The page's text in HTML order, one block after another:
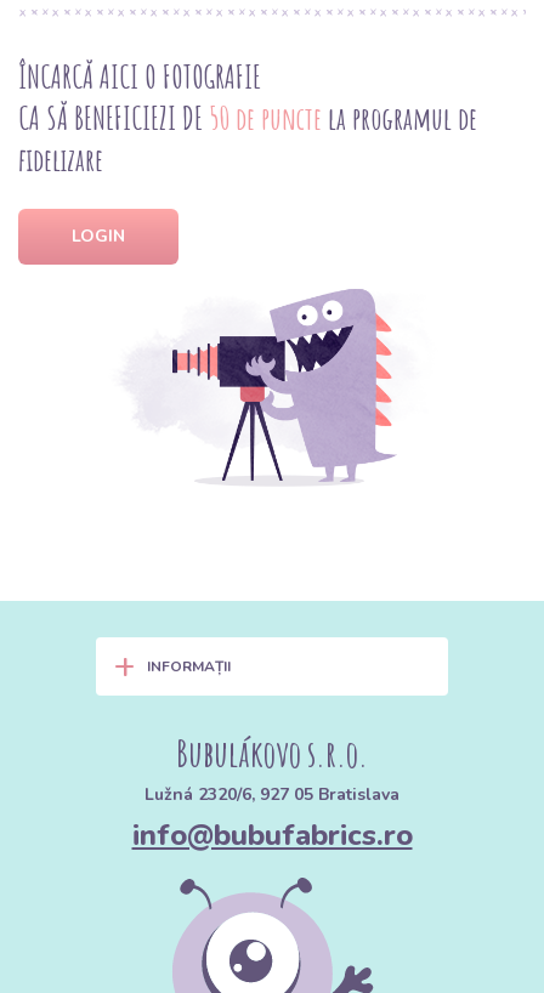
ÎNCARCĂ AICI O FOTOGRAFIE
CA SĂ BENEFICIEZI DE 50 de puncte la programul de
fidelizare
LOGIN
+ INFORMAȚII
Bubulákovo s.r.o.
Lužná 2320/6, 927 05 Bratislava
info@bubufabrics.ro